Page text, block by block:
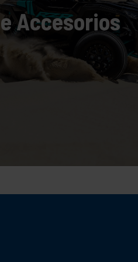
Accesorios